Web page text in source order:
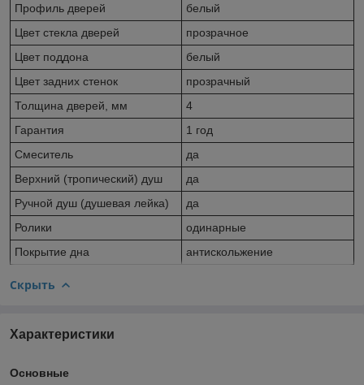
Профиль дверей
белый
Цвет стекла дверей
прозрачное
Цвет поддона
белый
Цвет задних стенок
прозрачный
Толщина дверей, мм
4
Гарантия
1 год
Смеситель
да
Верхний (тропический) душ
да
Ручной душ (душевая лейка)
да
Ролики
одинарные
Покрытие дна
антискольжение
Скрыть
Характеристики
Основные